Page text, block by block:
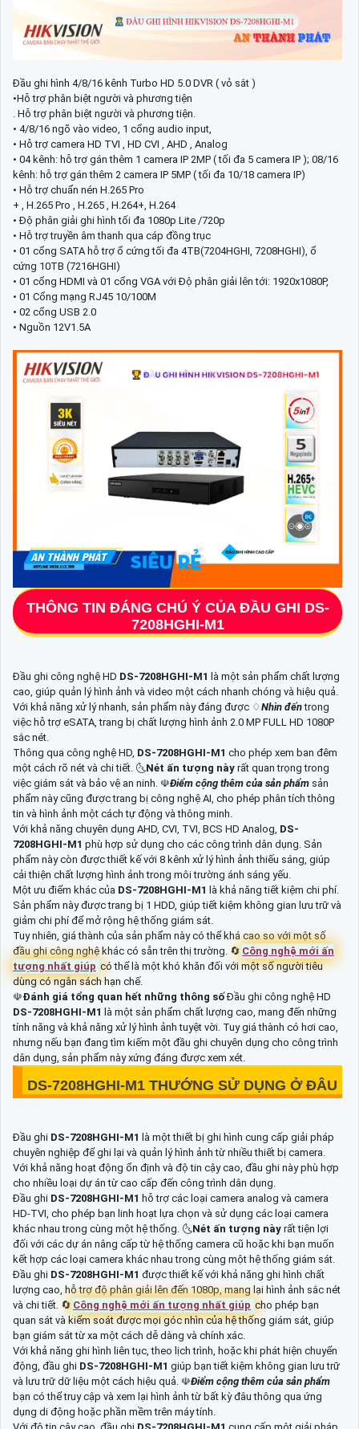
Đầu ghi hình 4/8/16 kênh Turbo HD 5.0 DVR ( vỏ sắt )
•Hỗ trợ phân biệt người và phương tiện
. Hỗ trợ phân biệt người và phương tiện.
• 4/8/16 ngõ vào video, 1 cổng audio input,
• Hỗ trợ camera HD TVI , HD CVI , AHD , Analog
• 04 kênh: hỗ trợ gán thêm 1 camera IP 2MP ( tối đa 5 camera IP ); 08/16
kênh: hỗ trợ gán thêm 2 camera IP 5MP ( tối đa 10/18 camera IP)
• Hỗ trợ chuẩn nén H.265 Pro
+ , H.265 Pro , H.265 , H.264+, H.264
• Độ phân giải ghi hình tối đa 1080p Lite /720p
• Hỗ trợ truyền âm thanh qua cáp đồng trục
• 01 cổng SATA hỗ trợ ổ cứng tối đa 4TB(7204HGHI, 7208HGHI), ổ
cứng 10TB (7216HGHI)
• 01 cổng HDMI và 01 cổng VGA với Độ phân giải lên tới: 1920x1080P,
• 01 Cổng mạng RJ45 10/100M
• 02 cổng USB 2.0
• Nguồn 12V1.5A
THÔNG TIN ĐÁNG CHÚ Ý CỦA ĐẦU GHI DS-
7208HGHI-M1
Đầu ghi công nghệ HD DS-7208HGHI-M1 là một sản phẩm chất lượng
cao, giúp quản lý hình ảnh và video một cách nhanh chóng và hiệu quả.
Với khả năng xử lý nhanh, sản phẩm này đáng được ♢Nhìn đếntrong
việc hỗ trợ eSATA, trang bị chất lượng hình ảnh 2.0 MP FULL HD 1080P
sắc nét.
Thông qua công nghệ HD, DS-7208HGHI-M1 cho phép xem ban đêm
một cách rõ nét và chi tiết. 🌜Nét ấn tượng này rất quan trọng trong
việc giám sát và bảo vệ an ninh. ☫Điểm cộng thêm của sản phẩm sản
phẩm này cũng được trang bị công nghệ AI, cho phép phân tích thông
tin và hình ảnh một cách tự động và thông minh.
Với khả năng chuyên dụng AHD, CVI, TVI, BCS HD Analog, DS-
7208HGHI-M1 phù hợp sử dụng cho các công trình dân dụng. Sản
phẩm này còn được thiết kế với 8 kênh xử lý hình ảnh thiếu sáng, giúp
cải thiện chất lượng hình ảnh trong môi trường ánh sáng yếu.
Một ưu điểm khác của DS-7208HGHI-M1 là khả năng tiết kiệm chi phí.
Sản phẩm này được trang bị 1 HDD, giúp tiết kiệm không gian lưu trữ và
giảm chi phí để mở rộng hệ thống giám sát.
Tuy nhiên, giá thành của sản phẩm này có thể khá cao so với một số
đầu ghi công nghệ khác có sẵn trên thị trường. 🔄 Công nghệ mới ấn
tượng nhất giúp có thể là một khó khăn đối với một số người tiêu
dùng có ngân sách hạn chế.
☫Đánh giá tổng quan hết những thông sốĐầu ghi công nghệ HD
DS-7208HGHI-M1 là một sản phẩm chất lượng cao, mang đến những
tính năng và khả năng xử lý hình ảnh tuyệt vời. Tuy giá thành có hơi cao,
nhưng nếu bạn đang tìm kiếm một đầu ghi chuyên dụng cho công trình
dân dụng, sản phẩm này xứng đáng được xem xét.
DS-7208HGHI-M1 THƯỚNG SỬ DỤNG Ở ĐÂU
Đầu ghi DS-7208HGHI-M1 là một thiết bị ghi hình cung cấp giải pháp
chuyên nghiệp để ghi lại và quản lý hình ảnh từ nhiều thiết bị camera.
Với khả năng hoạt động ổn định và độ tin cậy cao, đầu ghi này phù hợp
cho nhiều loại dự án từ cao cấp đến công trình dân dụng.
Đầu ghi DS-7208HGHI-M1 hỗ trợ các loại camera analog và camera
HD-TVI, cho phép bạn linh hoạt lựa chọn và sử dụng các loại camera
khác nhau trong cùng một hệ thống. 🌜Nét ấn tượng này rất tiện lợi
đối với các dự án nâng cấp từ hệ thống camera cũ hoặc khi bạn muốn
kết hợp các loại camera khác nhau trong cùng một hệ thống giám sát.
Đầu ghi DS-7208HGHI-M1 được thiết kế với khả năng ghi hình chất
lượng cao, hỗ trợ độ phân giải lên đến 1080p, mang lại hình ảnh sắc nét
và chi tiết. 🔄 Công nghệ mới ấn tượng nhất giúp cho phép bạn
quan sát và kiểm soát được mọi góc nhìn của hệ thống giám sát, giúp
bạn giám sát từ xa một cách dễ dàng và chính xác.
Với khả năng ghi hình liên tục, theo lịch trình, hoặc khi phát hiện chuyển
động, đầu ghi DS-7208HGHI-M1 giúp bạn tiết kiệm không gian lưu trữ
và lưu trữ dữ liệu một cách hiệu quả. ☫Điểm cộng thêm của sản phẩm
bạn có thể truy cập và xem lại hình ảnh từ bất kỳ đâu thông qua ứng
dụng di động hoặc phần mềm trên máy tính.